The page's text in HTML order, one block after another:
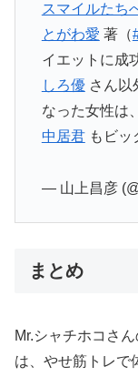
スマイルたち
とがわ愛 著（
イエットに成
しろ優さん以
なった女性は、
中居君もビッ
— 山上昌彦
まとめ
Mr.シャチホコさ
は、やせ筋トレで